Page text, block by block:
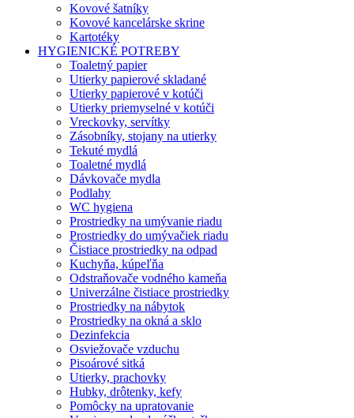
Kovové šatníky
Kovové kancelárske skrine
Kartotéky
HYGIENICKÉ POTREBY
Toaletný papier
Utierky papierové skladané
Utierky papierové v kotúči
Utierky priemyselné v kotúči
Vreckovky, servítky
Zásobníky, stojany na utierky
Tekuté mydlá
Toaletné mydlá
Dávkovače mydla
Podlahy
WC hygiena
Prostriedky na umývanie riadu
Prostriedky do umývačiek riadu
Čistiace prostriedky na odpad
Kuchyňa, kúpeľňa
Odstraňovače vodného kameňa
Univerzálne čistiace prostriedky
Prostriedky na nábytok
Prostriedky na okná a sklo
Dezinfekcia
Osviežovače vzduchu
Pisoárové sitká
Utierky, prachovky
Hubky, drôtenky, kefy
Pomôcky na upratovanie